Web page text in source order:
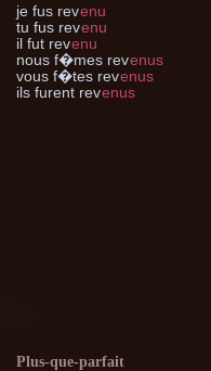
jefus revenu
tu fus revenu
ilfut revenu
nousf�mes revenus
vousf�tes revenus
ilsfurent revenus
Plus-que-parfait